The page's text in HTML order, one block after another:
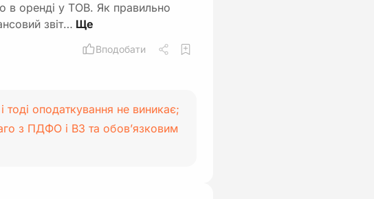
в оренді у ТОВ. Як правильно
звіт…
Вподобати
оподаткування не виникає;
з ПДФО і ВЗ та обов’язковим